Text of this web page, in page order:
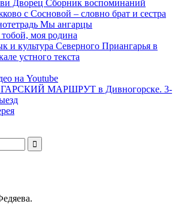
Дворец Сборник воспоминаний
с Сосновой – словно брат и сестра
Мы ангарцы
моя родина
и культура Северного Приангарья в
устного текста
на Youtube
МАРШРУТ в Дивногорске. 3-